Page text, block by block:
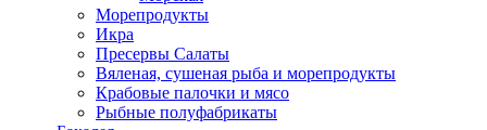
Морепродукты
Икра
Пресервы Салаты
Вяленая, сушеная рыба и морепродукты
Крабовые палочки и мясо
Рыбные полуфабрикаты